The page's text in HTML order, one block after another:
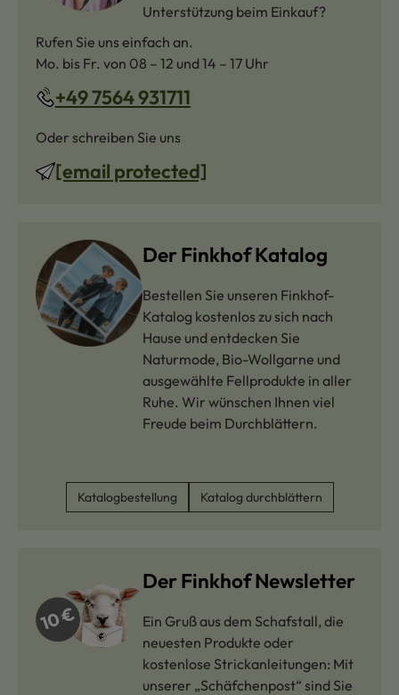
Unterstützung beim Einkauf?
Rufen Sie uns einfach an.
Mo. bis Fr. von 08 – 12 und 14 – 17 Uhr
+49 7564 931711
Oder schreiben Sie uns
[email protected]
Der Finkhof Katalog
Bestellen Sie unseren Finkhof-
Katalog kostenlos zu sich nach
Hause und entdecken Sie
Naturmode, Bio-Wollgarne und
ausgewählte Fellprodukte in aller
Ruhe. Wir wünschen Ihnen viel
Freude beim Durchblättern.
Katalogbestellung Katalog durchblättern
Der Finkhof Newsletter
Ein Gruß aus dem Schafstall, die
neuesten Produkte oder
kostenlose Strickanleitungen: Mit
unserer „Schäfchenpost“ sind Sie